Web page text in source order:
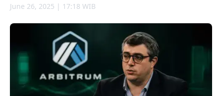
June 26, 2025 | 17:18 WIB